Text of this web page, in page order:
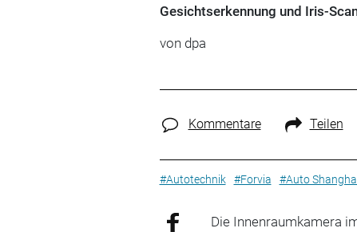
Gesichtserkennung und Iris-
von dpa
Kommentare Teilen
#Autotechnik #Forvia #Auto
Die Innenraumkamera